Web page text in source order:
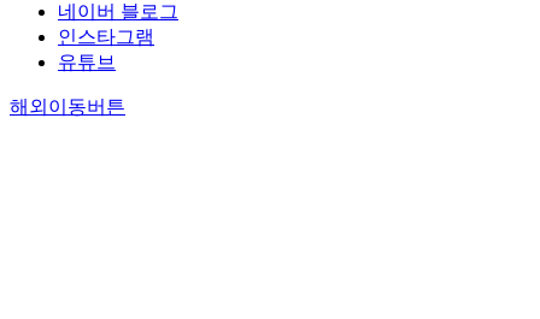
네이버 블로그
인스타그램
유튜브
해외이동버튼